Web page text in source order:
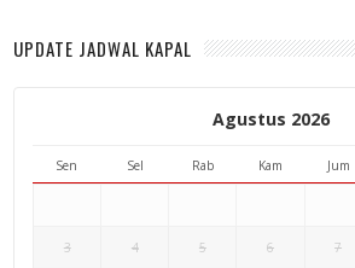
UPDATE JADWAL KAPAL
Agustus 2026
Sen Sel Rab Kam Jum
3 4 5 6 7